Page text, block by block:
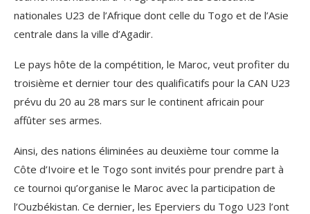
nationales U23 de l’Afrique dont celle du Togo et de l’Asie
centrale dans la ville d’Agadir.
Le pays hôte de la compétition, le Maroc, veut profiter du
troisième et dernier tour des qualificatifs pour la CAN U23
prévu du 20 au 28 mars sur le continent africain pour
affûter ses armes.
Ainsi, des nations éliminées au deuxième tour comme la
Côte d’Ivoire et le Togo sont invités pour prendre part à
ce tournoi qu’organise le Maroc avec la participation de
l’Ouzbékistan. Ce dernier, les Eperviers du Togo U23 l’ont